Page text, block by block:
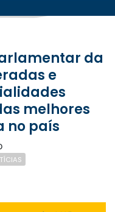
e
melhores
no país